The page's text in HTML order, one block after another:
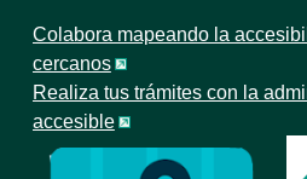
Colabora mapeando la
cercanos
Realiza tus trámites con la
accesible